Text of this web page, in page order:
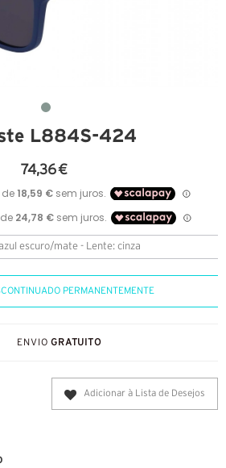
L884S-424
74,36 €
escuro/mate - Lente: cinza
PERMANENTEMENTE
ENVIOGRATUITO
Adicionar à Lista de Desejos